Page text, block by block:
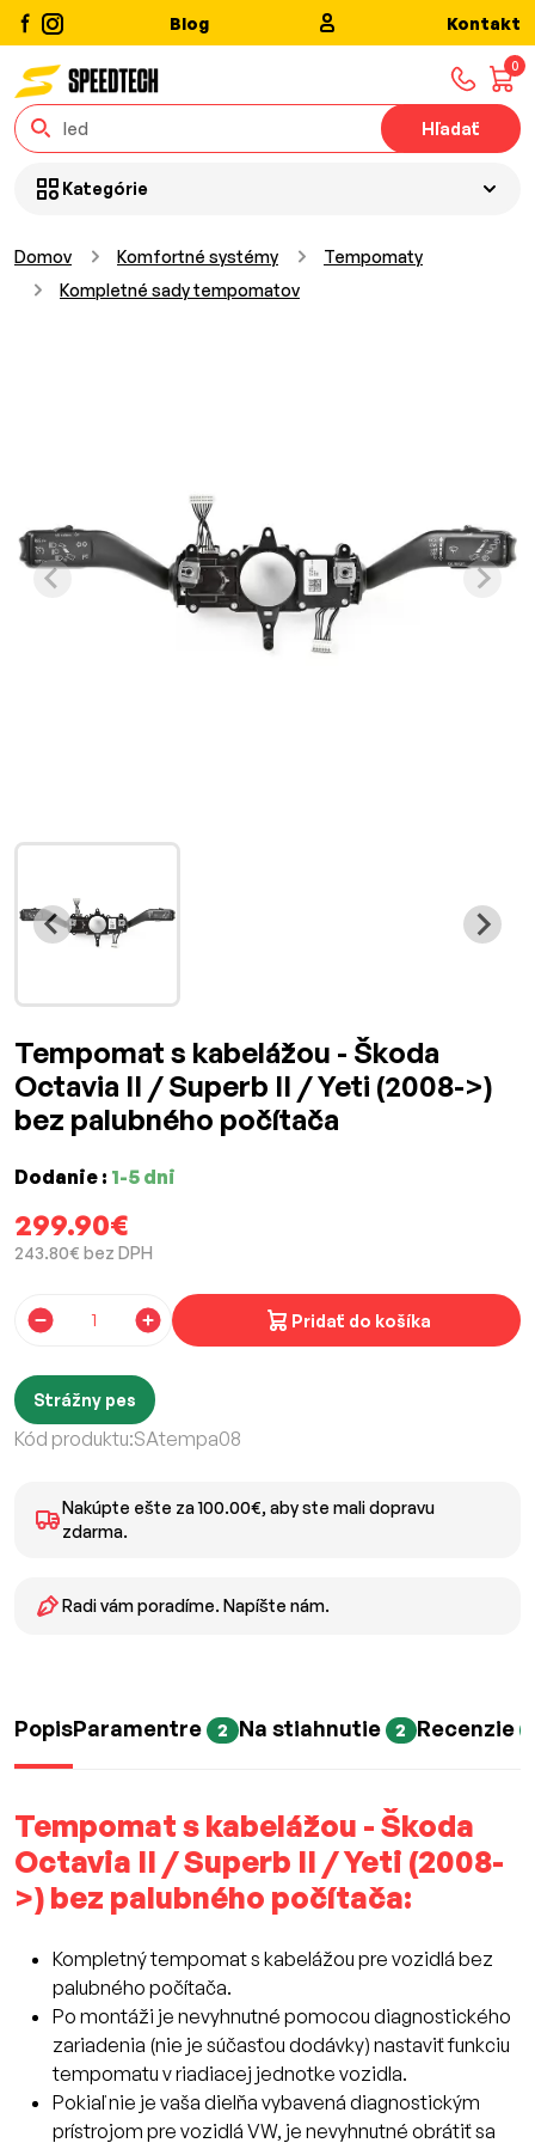
Blog Kontakt
0
Hľadať
Kategórie
Domov Komfortné systémy
Tempomaty
Kompletné sady tempomatov
Tempomat s kabelážou - Škoda
Octavia II / Superb II / Yeti (2008->)
bez palubného počítača
Dodanie : 1-5 dni
299.90€
243.80€ bez DPH
Pridať do košíka
Strážny pes
Kód produktu:SAtempa08
Nakúpte ešte za 100.00€, aby ste mali dopravu
zdarma.
Radi vám poradíme. Napíšte nám.
PopisParamentre 2 Na stiahnutie 2 Recenzie
Tempomat s kabelážou - Škoda
Octavia II / Superb II / Yeti (2008-
>) bez palubného počítača:
Kompletný tempomat s kabelážou pre vozidlá bez
palubného počítača.
Po montáži je nevyhnutné pomocou diagnostického
zariadenia (nie je súčasťou dodávky) nastaviť funkciu
tempomatu v riadiacej jednotke vozidla.
Pokiaľ nie je vaša dielňa vybavená diagnostickým
prístrojom pre vozidlá VW, je nevyhnutné obrátiť sa